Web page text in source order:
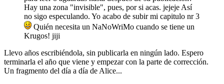
Hay una zona "invisible", pues, por si acas. jejeje Así
no sigo especulando. Yo acabo de subir mi capitulo nr 3
Quién necesita un NaNoWriMo cuando se tiene un
Krugos! jiji
Llevo años escribiéndola, sin publicarla en ningún lado. Espero
terminarla el año que viene y empezar con la parte de corrección.
Un fragmento del día a día de Alice...